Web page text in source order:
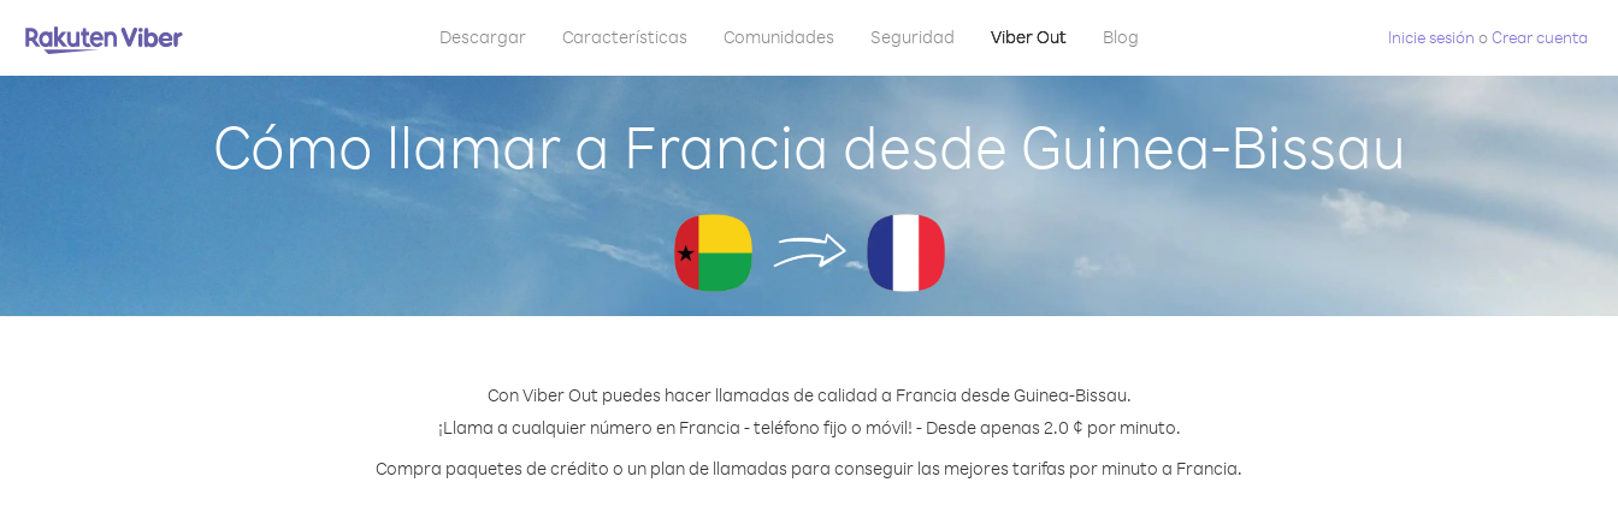
Descargar Características Comunidades Seguridad Viber Out Blog Inicie sesión oCrear cuenta
Cómo llamar a Francia desde Guinea-Bissau
Con Viber Out puedes hacer llamadas de calidad a Francia desde Guinea-Bissau.
¡Llama a cualquier número en Francia - teléfono fijo o móvil! - Desde apenas 2.0 ¢ por minuto.
Compra paquetes de crédito o un plan de llamadas para conseguir las mejores tarifas por minuto a Francia.